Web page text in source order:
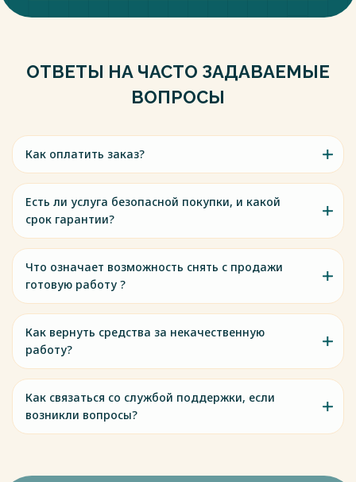
ОТВЕТЫ НА ЧАСТО ЗАДАВАЕМЫЕ
ВОПРОСЫ
Как оплатить заказ?
Есть ли услуга безопасной покупки, и какой
срок гарантии?
Что означает возможность снять с продажи
готовую работу ?
Как вернуть средства за некачественную
работу?
Как связаться со службой поддержки, если
возникли вопросы?